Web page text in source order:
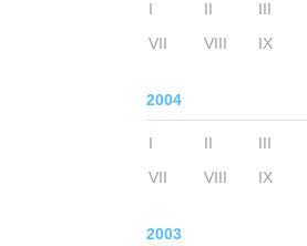
I II III
VII
VIII IX
2004
I II III
VII
VIII IX
2003